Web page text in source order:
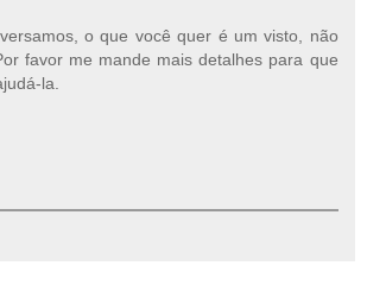
o que você quer é um visto, não
favor me mande mais detalhes para que
la.